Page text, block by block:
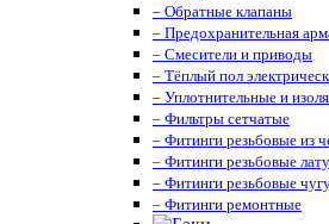
– Обратные клапаны
– Предохранительная
– Смесители и приводы
– Тёплый пол
– Уплотнительные и
– Фильтры сетчатые
– Фитинги резьбовые из
– Фитинги резьбовые
– Фитинги резьбовые
– Фитинги ремонтные